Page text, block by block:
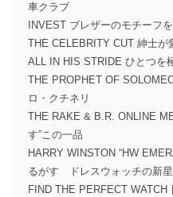
車クラブ
INVEST ブレザーのモチーフ
THE CELEBRITY CUT 紳士が
ALL IN HIS STRIDE ひとつを
THE PROPHET OF
ロ・クチネリ
THE RAKE & B.R. ONLINE
す”この一品
HARRY WINSTON “HW
るがす ドレスウォッチの新
FIND THE PERFECT